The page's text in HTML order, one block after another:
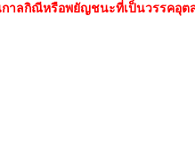
าลกิณีหรือพยัญชนะที่เป็นวรรคอุต